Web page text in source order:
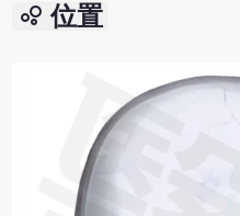
bubble_chart 位置